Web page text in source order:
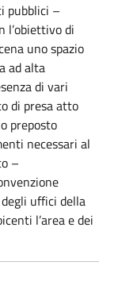
pubblici –
l’obiettivo di
uno spazio
ad alta
di vari
di presa atto
preposto
necessari al
–
uffici della
l’area e dei